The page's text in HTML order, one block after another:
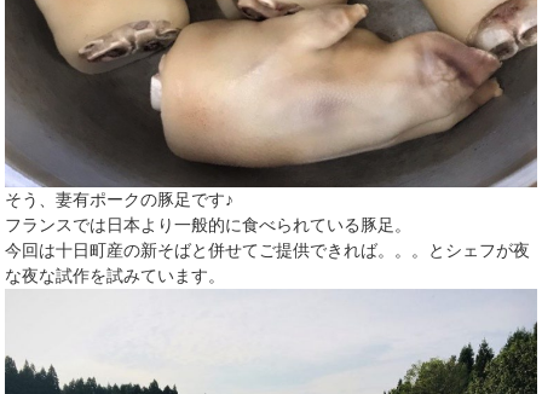
そう、妻有ポークの豚足です♪
フランスでは日本より一般的に食べられている豚足。
今回は十日町産の新そばと併せてご提供できれば。。。とシェフが夜
な夜な試作を試みています。